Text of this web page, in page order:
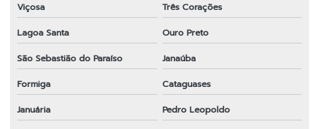
Viçosa
Três Corações
Lagoa Santa
Ouro Preto
São Sebastião do Paraíso
Janaúba
Formiga
Cataguases
Januária
Pedro Leopoldo